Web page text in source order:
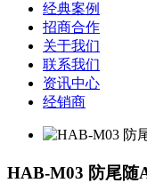
经典案例
招商合作
关于我们
联系我们
资讯中心
经销商
HAB-M03 防尾随